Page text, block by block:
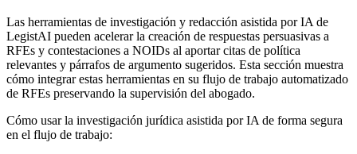
Las herramientas de investigación y redacción asistida por IA de
LegistAI pueden acelerar la creación de respuestas persuasivas a
RFEs y contestaciones a NOIDs al aportar citas de política
relevantes y párrafos de argumento sugeridos. Esta sección muestra
cómo integrar estas herramientas en su flujo de trabajo automatizado
de RFEs preservando la supervisión del abogado.
Cómo usar la investigación jurídica asistida por IA de forma segura
en el flujo de trabajo: